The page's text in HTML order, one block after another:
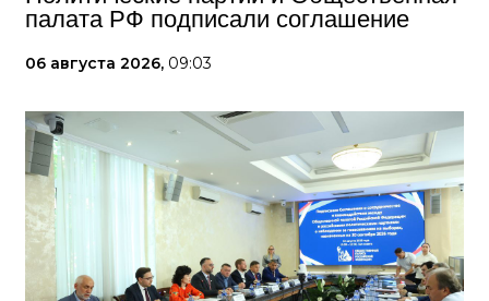
палата РФ подписали соглашение
06 августа 2026, 09:03